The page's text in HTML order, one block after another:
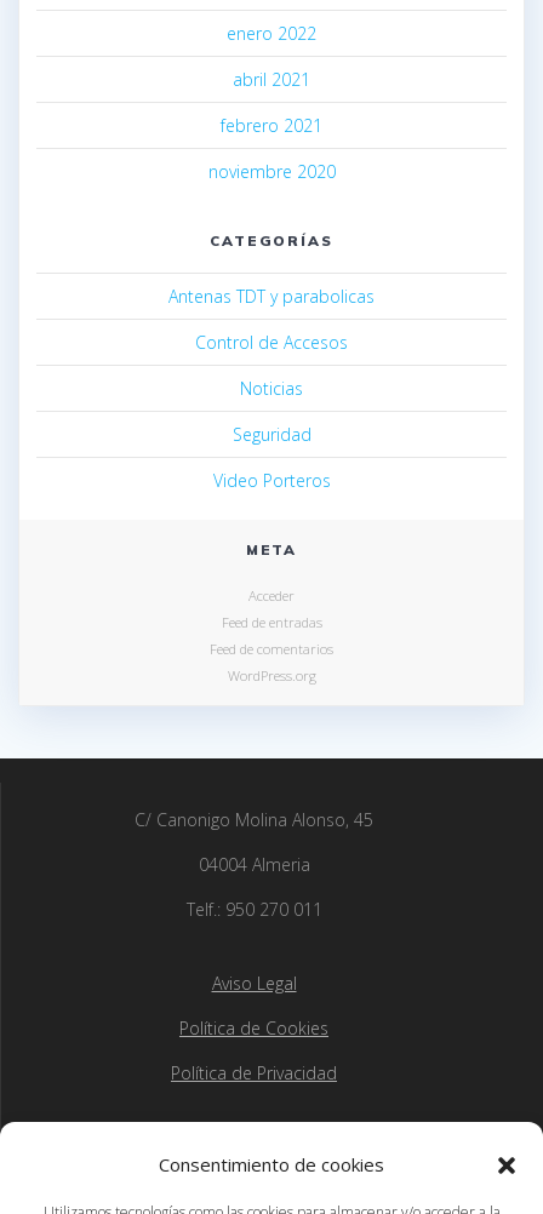
Consentimiento de cookies
enero 2022
abril 2021
febrero 2021
noviembre 2020
CATEGORÍAS
Antenas TDT y parabolicas
Control de Accesos
Noticias
Seguridad
Video Porteros
META
Acceder
Feed de entradas
Feed de comentarios
WordPress.org
C/ Canonigo Molina Alonso, 45
04004 Almeria
Telf.: 950 270 011
Aviso Legal
Política de Cookies
Política de Privacidad